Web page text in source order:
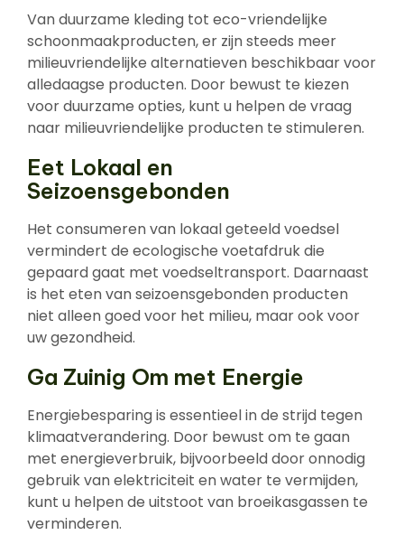
Van duurzame kleding tot eco-vriendelijke
schoonmaakproducten, er zijn steeds meer
milieuvriendelijke alternatieven beschikbaar voor
alledaagse producten. Door bewust te kiezen
voor duurzame opties, kunt u helpen de vraag
naar milieuvriendelijke producten te stimuleren.
Eet Lokaal en
Seizoensgebonden
Het consumeren van lokaal geteeld voedsel
vermindert de ecologische voetafdruk die
gepaard gaat met voedseltransport. Daarnaast
is het eten van seizoensgebonden producten
niet alleen goed voor het milieu, maar ook voor
uw gezondheid.
Ga Zuinig Om met Energie
Energiebesparing is essentieel in de strijd tegen
klimaatverandering. Door bewust om te gaan
met energieverbruik, bijvoorbeeld door onnodig
gebruik van elektriciteit en water te vermijden,
kunt u helpen de uitstoot van broeikasgassen te
verminderen.